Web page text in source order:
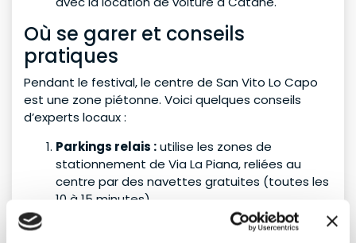
Où se garer et conseils
pratiques
Pendant le festival, le centre de San Vito Lo Capo
est une zone piétonne. Voici quelques conseils
d’experts locaux :
Parkings relais :utilise les zones de
stationnement de Via La Piana, reliées au
centre par des navettes gratuites (toutes les
10 à 15 minutes).
arrive en fin de
matinée pour profiter d’une baignade avant